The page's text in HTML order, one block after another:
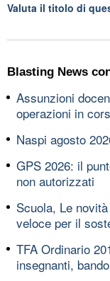
Valuta il titolo di
Blasting News
Assunzioni
operazioni in
Naspi agosto
GPS 2026: il
non autorizzati
Scuola, Le
veloce per il
TFA Ordinario
insegnanti,